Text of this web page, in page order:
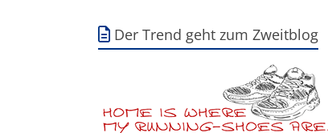
Der Trend geht zum Zweitblog